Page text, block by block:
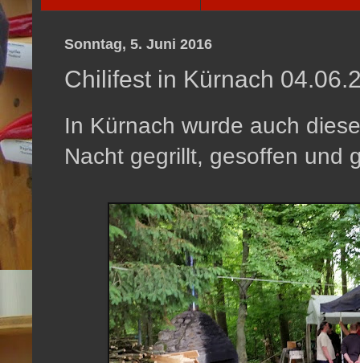
Sonntag, 5. Juni 2016
Chilifest in Kürnach
In Kürnach wurde auch
Nacht gegrillt, gesoffen und